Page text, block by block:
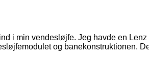
i min vendesløjfe. Jeg havde en
og banekonstruktionen.